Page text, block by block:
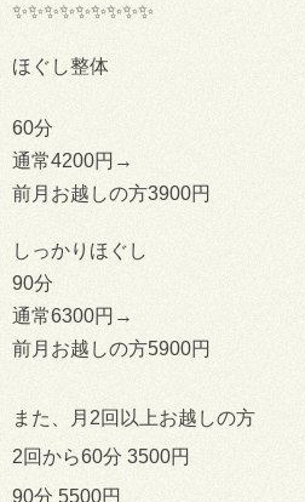
✨✨✨✨✨✨✨✨✨
ほぐし整体
60分
通常4200円→
前月お越しの方3900円
しっかりほぐし
90分
通常6300円→
前月お越しの方5900円
また、月2回以上お越しの方
2回から60分 3500円
90分 5500円